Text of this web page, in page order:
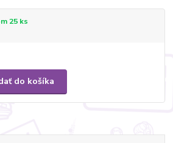
25 ks
do košíka